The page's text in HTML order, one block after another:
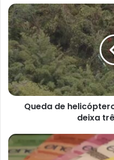
Queda
de
helicóptero
na
zona
oeste
do
Rio
deixa
Queda de
deixa
Dados
parciais: